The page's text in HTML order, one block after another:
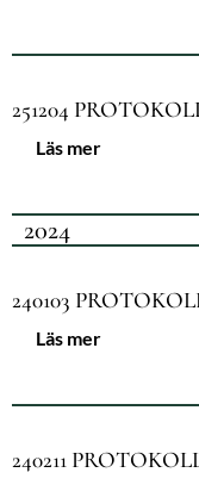
251204
Läs mer
2024
240103
Läs mer
240211